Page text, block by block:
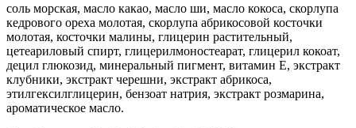
соль морская, масло какао, масло ши, масло кокоса, скорлупа
кедрового ореха молотая, скорлупа абрикосовой косточки
молотая, косточки малины, глицерин растительный,
цетеариловый спирт, глицерилмоностеарат, глицерил кокоат,
децил глюкозид, минеральный пигмент, витамин Е, экстракт
клубники, экстракт черешни, экстракт абрикоса,
этилгексилглицерин, бензоат натрия, экстракт розмарина,
ароматическое масло.